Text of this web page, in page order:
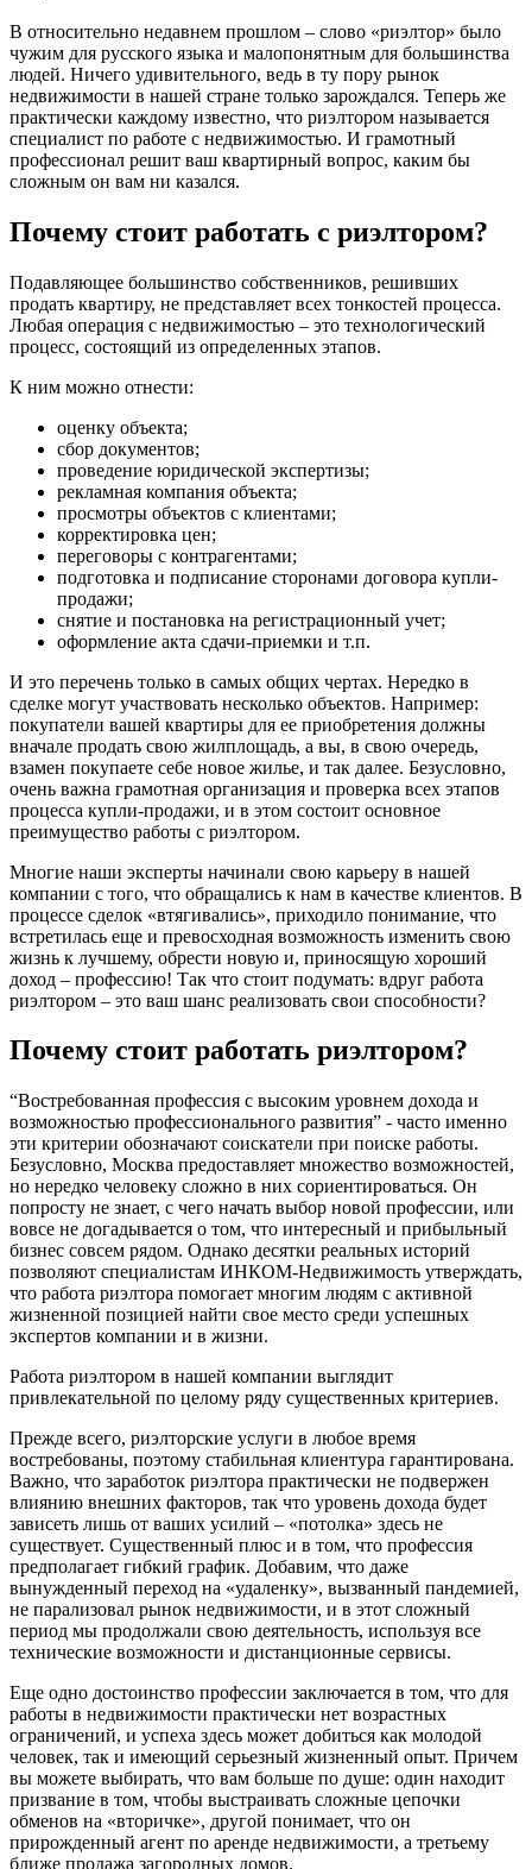
В относительно недавнем прошлом – слово «риэлтор» было
чужим для русского языка и малопонятным для большинства
людей. Ничего удивительного, ведь в ту пору рынок
недвижимости в нашей стране только зарождался. Теперь же
практически каждому известно, что риэлтором называется
специалист по работе с недвижимостью. И грамотный
профессионал решит ваш квартирный вопрос, каким бы
сложным он вам ни казался.
Почему стоит работать с риэлтором?
Подавляющее большинство собственников, решивших
продать квартиру, не представляет всех тонкостей процесса.
Любая операция с недвижимостью – это технологический
процесс, состоящий из определенных этапов.
К ним можно отнести:
оценку объекта;
сбор документов;
проведение юридической экспертизы;
рекламная компания объекта;
просмотры объектов с клиентами;
корректировка цен;
переговоры с контрагентами;
подготовка и подписание сторонами договора купли-
продажи;
снятие и постановка на регистрационный учет;
оформление акта сдачи-приемки и т.п.
И это перечень только в самых общих чертах. Нередко в
сделке могут участвовать несколько объектов. Например:
покупатели вашей квартиры для ее приобретения должны
вначале продать свою жилплощадь, а вы, в свою очередь,
взамен покупаете себе новое жилье, и так далее. Безусловно,
очень важна грамотная организация и проверка всех этапов
процесса купли-продажи, и в этом состоит основное
преимущество работы с риэлтором.
Многие наши эксперты начинали свою карьеру в нашей
компании с того, что обращались к нам в качестве клиентов. В
процессе сделок «втягивались», приходило понимание, что
встретилась еще и превосходная возможность изменить свою
жизнь к лучшему, обрести новую и, приносящую хороший
доход – профессию! Так что стоит подумать: вдруг работа
риэлтором – это ваш шанс реализовать свои способности?
Почему стоит работать риэлтором?
“Востребованная профессия с высоким уровнем дохода и
возможностью профессионального развития” - часто именно
эти критерии обозначают соискатели при поиске работы.
Безусловно, Москва предоставляет множество возможностей,
но нередко человеку сложно в них сориентироваться. Он
попросту не знает, с чего начать выбор новой профессии, или
вовсе не догадывается о том, что интересный и прибыльный
бизнес совсем рядом. Однако десятки реальных историй
позволяют специалистам ИНКОМ-Недвижимость утверждать,
что работа риэлтора помогает многим людям с активной
жизненной позицией найти свое место среди успешных
экспертов компании и в жизни.
Работа риэлтором в нашей компании выглядит
привлекательной по целому ряду существенных критериев.
Прежде всего, риэлторские услуги в любое время
востребованы, поэтому стабильная клиентура гарантирована.
Важно, что заработок риэлтора практически не подвержен
влиянию внешних факторов, так что уровень дохода будет
зависеть лишь от ваших усилий – «потолка» здесь не
существует. Существенный плюс и в том, что профессия
предполагает гибкий график. Добавим, что даже
вынужденный переход на «удаленку», вызванный пандемией,
не парализовал рынок недвижимости, и в этот сложный
период мы продолжали свою деятельность, используя все
технические возможности и дистанционные сервисы.
Еще одно достоинство профессии заключается в том, что для
работы в недвижимости практически нет возрастных
ограничений, и успеха здесь может добиться как молодой
человек, так и имеющий серьезный жизненный опыт. Причем
вы можете выбирать, что вам больше по душе: один находит
призвание в том, чтобы выстраивать сложные цепочки
обменов на «вторичке», другой понимает, что он
прирожденный агент по аренде недвижимости, а третьему
ближе продажа загородных домов.